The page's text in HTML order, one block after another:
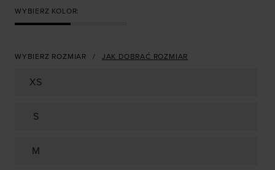
WYBIERZ KOLOR:
WYBIERZ ROZMIAR JAK DOBRAĆ ROZMIAR
XS
S
M